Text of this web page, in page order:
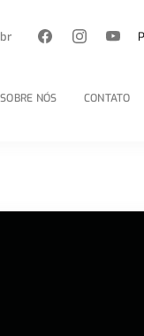
SOBRE NÓS CONTATO